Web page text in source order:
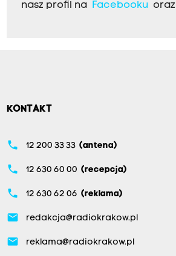
nasz profil na Facebookuoraz
KONTAKT
phone 12 200 33 33 (antena)
phone 12 630 60 00 (recepcja)
phone 12 630 62 06 (reklama)
email redakcja@radiokrakow.pl
email reklama@radiokrakow.pl